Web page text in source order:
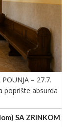
– 27.7.
poprište absurda
SA ZRINKOM